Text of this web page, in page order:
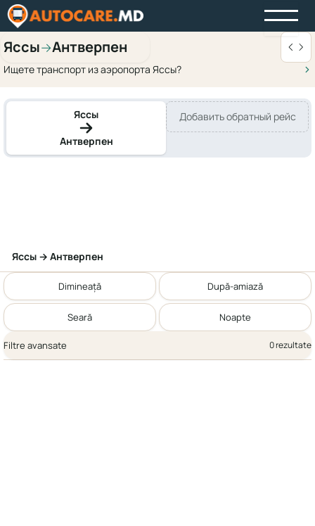
Яссы→Антверпен
Ищете транспорт из аэропорта Яссы?
Яссы
Антверпен
Добавить обратный рейс
Яссы → Антверпен
Dimineață După-amiază
Seară Noapte
Filtre avansate 0 rezultate